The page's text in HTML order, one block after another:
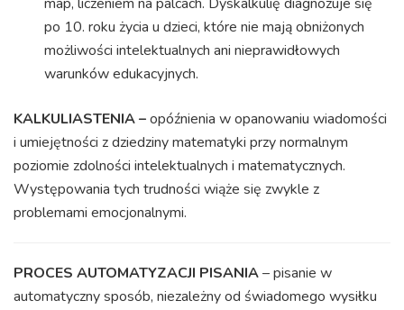
po 10. roku życia u dzieci, które nie mają obniżonych
możliwości intelektualnych ani nieprawidłowych
warunków edukacyjnych.
KALKULIASTENIA –opóźnienia w opanowaniu wiadomości
i umiejętności z dziedziny matematyki przy normalnym
poziomie zdolności intelektualnych i matematycznych.
Występowania tych trudności wiąże się zwykle z
problemami emocjonalnymi.
PROCES AUTOMATYZACJI PISANIA– pisanie w
automatyczny sposób, niezależny od świadomego wysiłku